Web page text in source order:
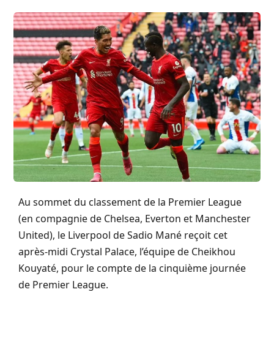
Au sommet du classement de la Premier League
(en compagnie de Chelsea, Everton et Manchester
United), le Liverpool de Sadio Mané reçoit cet
après-midi Crystal Palace, l’équipe de Cheikhou
Kouyaté, pour le compte de la cinquième journée
de Premier League.